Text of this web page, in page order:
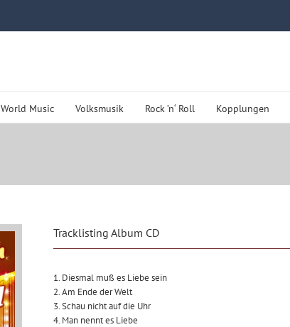
World Music Volksmusik Rock ’n‘ Roll Kopplungen
Tracklisting Album CD
1. Diesmal muß es Liebe sein
2. Am Ende der Welt
3. Schau nicht auf die Uhr
4. Man nennt es Liebe